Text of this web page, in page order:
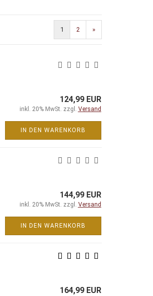
1 2 »
124,99 EUR
inkl. 20% MwSt. zzgl. Versand
IN DEN WARENKORB
144,99 EUR
inkl. 20% MwSt. zzgl. Versand
IN DEN WARENKORB
164,99 EUR